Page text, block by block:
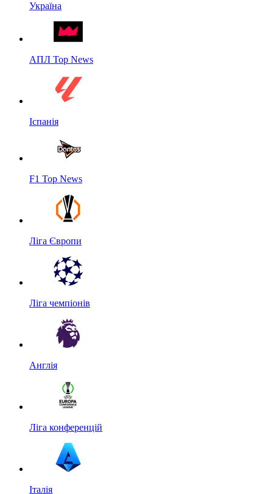
Україна
АПЛ Top News
Іспанія
F1 Top News
Ліга Європи
Ліга чемпіонів
Англія
Ліга конференцій
Італія